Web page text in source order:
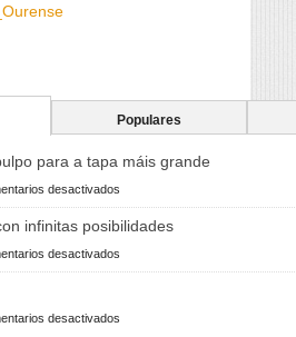
Populares
para a tapa máis grande
desactivados
610
infinitas posibilidades
desactivados
Alfabeto
desactivados